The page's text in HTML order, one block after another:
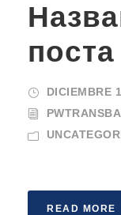
поста
DICIEMBRE
READ MORE